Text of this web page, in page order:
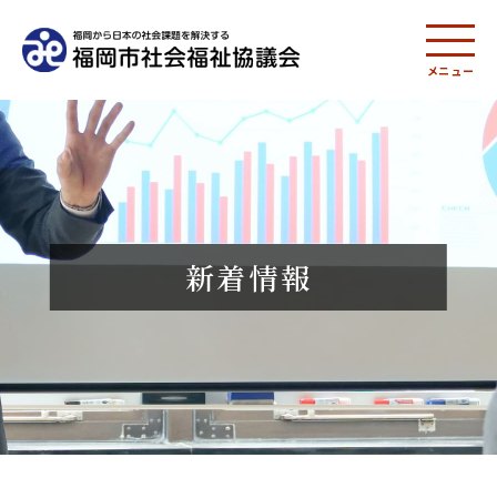
メニュー
新着情報